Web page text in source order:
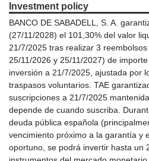
Investment policy
BANCO DE SABADELL, S. A.
(27/11/2028) el 101,30% del valor
21/7/2025 tras realizar 3
25/11/2026 y 25/11/2027) de
inversión a 21/7/2025, ajustada por
traspasos voluntarios. TAE
suscripciones a 21/7/2025
depende de cuando suscriba.
deuda pública española
vencimiento próximo a la garantía y
oportuno, se podrá invertir hasta un